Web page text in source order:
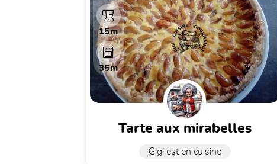
15m
35m
tarte aux mirabelles
Gigi est en cuisine